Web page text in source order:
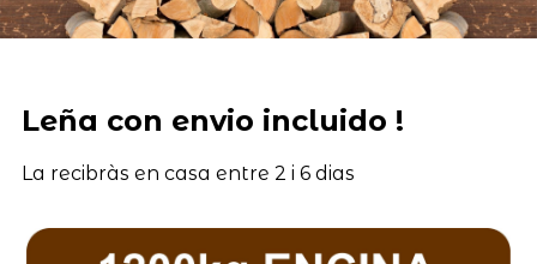
Leña con envio incluido !
La recibràs en casa entre 2 i 6 dias